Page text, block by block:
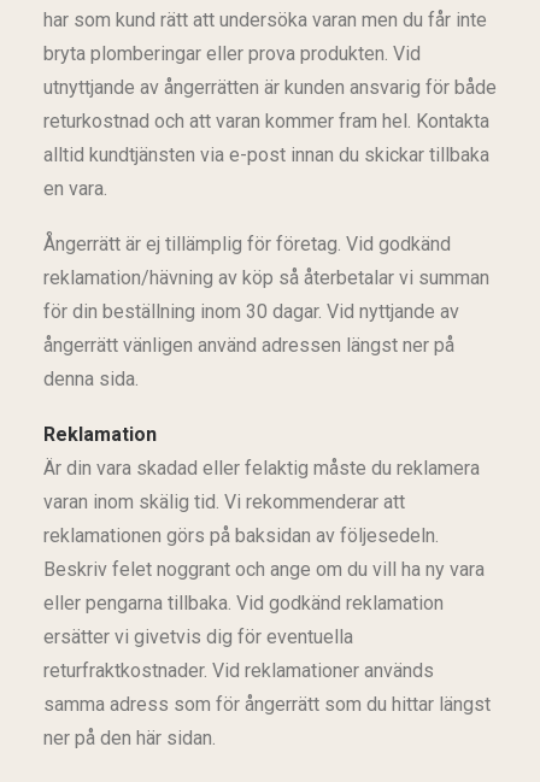
har som kund rätt att undersöka varan men du får inte
bryta plomberingar eller prova produkten. Vid
utnyttjande av ångerrätten är kunden ansvarig för både
returkostnad och att varan kommer fram hel. Kontakta
alltid kundtjänsten via e-post innan du skickar tillbaka
en vara.
Ångerrätt är ej tillämplig för företag. Vid godkänd
reklamation/hävning av köp så återbetalar vi summan
för din beställning inom 30 dagar. Vid nyttjande av
ångerrätt vänligen använd adressen längst ner på
denna sida.
Reklamation
Är din vara skadad eller felaktig måste du reklamera
varan inom skälig tid. Vi rekommenderar att
reklamationen görs på baksidan av följesedeln.
Beskriv felet noggrant och ange om du vill ha ny vara
eller pengarna tillbaka. Vid godkänd reklamation
ersätter vi givetvis dig för eventuella
returfraktkostnader. Vid reklamationer används
samma adress som för ångerrätt som du hittar längst
ner på den här sidan.